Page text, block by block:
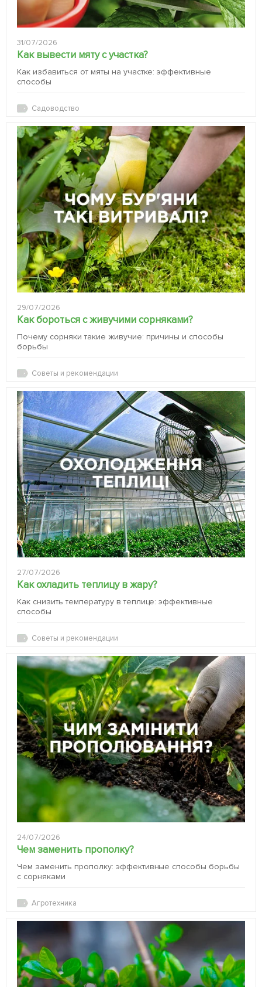
31/07/2026
Как вывести мяту с участка?
Как избавиться от мяты на участке: эффективные
способы
Садоводство
29/07/2026
Как бороться с живучими сорняками?
Почему сорняки такие живучие: причины и способы
борьбы
Советы и рекомендации
27/07/2026
Как охладить теплицу в жару?
Как снизить температуру в теплице: эффективные
способы
Советы и рекомендации
24/07/2026
Чем заменить прополку?
Чем заменить прополку: эффективные способы борьбы
с сорняками
Агротехника